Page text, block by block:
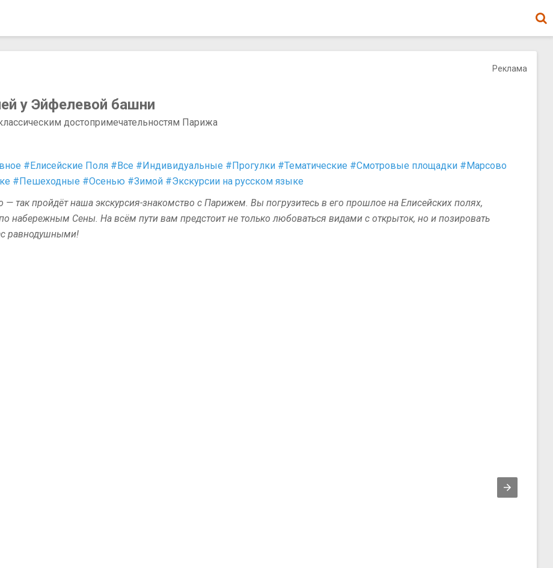
Реклама
у Эйфелевой башни
достопримечательностям Парижа
#Елисейские Поля #Все #Индивидуальные #Прогулки #Тематические #Смотровые площадки #Марсово
#Пешеходные #Осенью #Зимой #Экскурсии на русском языке
так пройдёт наша экскурсия-знакомство с Парижем. Вы погрузитесь в его прошлое на Елисейских полях,
по набережным Сены. На всём пути вам предстоит не только любоваться видами с открыток, но и позировать
равнодушными!